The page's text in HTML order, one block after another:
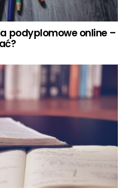
podyplomowe online –